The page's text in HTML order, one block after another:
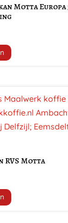
Motta Europa
RVS Motta